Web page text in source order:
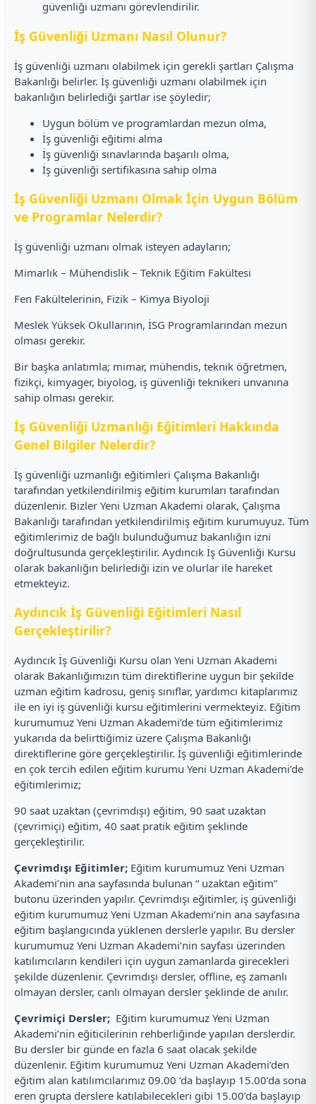
güvenliği uzmanı görevlendirilir.
İş Güvenliği Uzmanı Nasıl Olunur?
İş güvenliği uzmanı olabilmek için gerekli şartları Çalışma
Bakanlığı belirler. İş güvenliği uzmanı olabilmek için
bakanlığın belirlediği şartlar ise şöyledir;
Uygun bölüm ve programlardan mezun olma,
İş güvenliği eğitimi alma
İş güvenliği sınavlarında başarılı olma,
İş güvenliği sertifikasına sahip olma
İş Güvenliği Uzmanı Olmak İçin Uygun Bölüm
ve Programlar Nelerdir?
İş güvenliği uzmanı olmak isteyen adayların;
Mimarlık – Mühendislik – Teknik Eğitim Fakültesi
Fen Fakültelerinin, Fizik – Kimya Biyoloji
Meslek Yüksek Okullarının, İSG Programlarından mezun
olması gerekir.
Bir başka anlatımla; mimar, mühendis, teknik öğretmen,
fizikçi, kimyager, biyolog, iş güvenliği teknikeri unvanına
sahip olması gerekir.
İş Güvenliği Uzmanlığı Eğitimleri Hakkında
Genel Bilgiler Nelerdir?
İş güvenliği uzmanlığı eğitimleri Çalışma Bakanlığı
tarafından yetkilendirilmiş eğitim kurumları tarafından
düzenlenir. Bizler Yeni Uzman Akademi olarak, Çalışma
Bakanlığı tarafından yetkilendirilmiş eğitim kurumuyuz. Tüm
eğitimlerimiz de bağlı bulunduğumuz bakanlığın izni
doğrultusunda gerçekleştirilir. Aydıncık İş Güvenliği Kursu
olarak bakanlığın belirlediği izin ve olurlar ile hareket
etmekteyiz.
Aydıncık İş Güvenliği Eğitimleri Nasıl
Gerçekleştirilir?
Aydıncık İş Güvenliği Kursu olan Yeni Uzman Akademi
olarak Bakanlığımızın tüm direktiflerine uygun bir şekilde
uzman eğitim kadrosu, geniş sınıflar, yardımcı kitaplarımız
ile en iyi iş güvenliği kursu eğitimlerini vermekteyiz. Eğitim
kurumumuz Yeni Uzman Akademi’de tüm eğitimlerimiz
yukarıda da belirttiğimiz üzere Çalışma Bakanlığı
direktiflerine göre gerçekleştirilir. İş güvenliği eğitimlerinde
en çok tercih edilen eğitim kurumu Yeni Uzman Akademi’de
eğitimlerimiz;
90 saat uzaktan (çevrimdışı) eğitim, 90 saat uzaktan
(çevrimiçi) eğitim, 40 saat pratik eğitim şeklinde
gerçekleştirilir.
Çevrimdışı Eğitimler; Eğitim kurumumuz Yeni Uzman
Akademi’nin ana sayfasında bulunan “ uzaktan eğitim”
butonu üzerinden yapılır. Çevrimdışı eğitimler, iş güvenliği
eğitim kurumumuz Yeni Uzman Akademi’nin ana sayfasına
eğitim başlangıcında yüklenen derslerle yapılır. Bu dersler
kurumumuz Yeni Uzman Akademi’nin sayfası üzerinden
katılımcıların kendileri için uygun zamanlarda girecekleri
şekilde düzenlenir. Çevrimdışı dersler, offline, eş zamanlı
olmayan dersler, canlı olmayan dersler şeklinde de anılır.
Çevrimiçi Dersler; Eğitim kurumumuz Yeni Uzman
Akademi’nin eğiticilerinin rehberliğinde yapılan derslerdir.
Bu dersler bir günde en fazla 6 saat olacak şekilde
düzenlenir. Eğitim kurumumuz Yeni Uzman Akademi’den
eğitim alan katılımcılarımız 09.00 ‘da başlayıp 15.00’da sona
eren grupta derslere katılabilecekleri gibi 15.00’da başlayıp